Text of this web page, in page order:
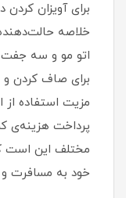
برای آویزان
اتو مو و سه جفت
برای صاف کردن و
مزیت استفاده از
پرداخت هزینه‌ی
مختلف این است
خود به مسافرت